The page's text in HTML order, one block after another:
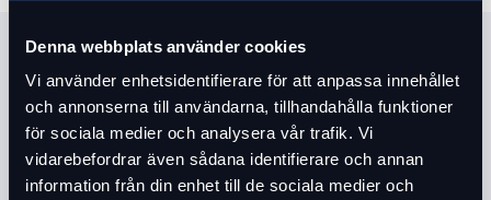
Denna webbplats använder cookies
Vi använder enhetsidentifierare för att anpassa innehållet
och annonserna till användarna, tillhandahålla funktioner
för sociala medier och analysera vår trafik. Vi
vidarebefordrar även sådana identifierare och annan
information från din enhet till de sociala medier och
Produktinformation
Läs merexpand_more